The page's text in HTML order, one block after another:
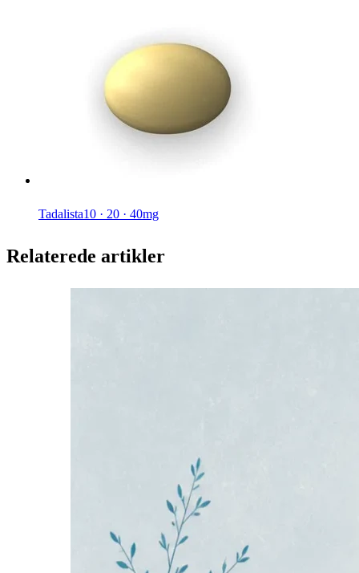
Tadalista10 · 20 · 40mg
Relaterede artikler